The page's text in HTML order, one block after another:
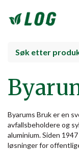
Byarums Bruk er en
avfallsbeholdere og
aluminium. Siden
løsninger for